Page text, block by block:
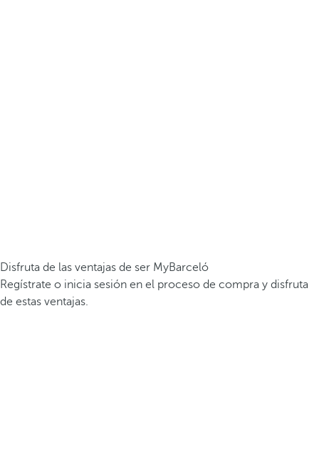
Disfruta de las ventajas de ser MyBarceló
Regístrate o inicia sesión en el proceso de compra y disfruta
de estas ventajas.